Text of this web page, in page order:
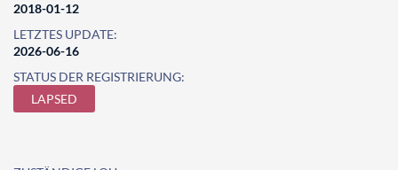
2018-01-12
LETZTES UPDATE:
2026-06-16
STATUS DER REGISTRIERUNG:
LAPSED